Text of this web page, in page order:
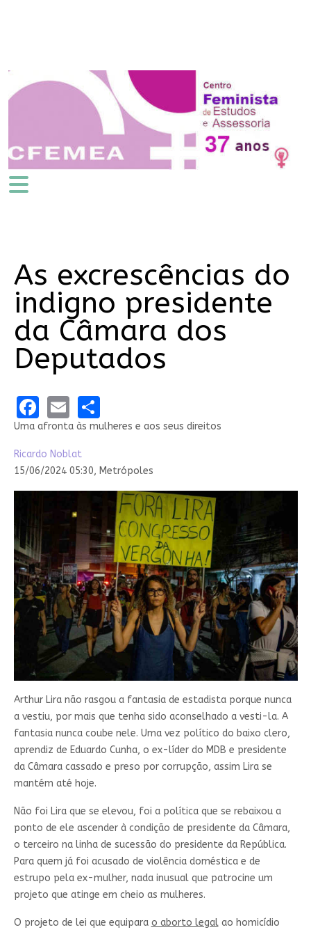
As excrescências do
indigno presidente
da Câmara dos
Deputados
Facebook
EmailShare
Uma afronta às mulheres e aos seus direitos
Ricardo Noblat
15/06/2024 05:30, Metrópoles
Arthur Lira não rasgou a fantasia de estadista porque nunca
a vestiu, por mais que tenha sido aconselhado a vesti-la. A
fantasia nunca coube nele. Uma vez político do baixo clero,
aprendiz de Eduardo Cunha, o ex-líder do MDB e presidente
da Câmara cassado e preso por corrupção, assim Lira se
mantém até hoje.
Não foi Lira que se elevou, foi a política que se rebaixou a
ponto de ele ascender à condição de presidente da Câmara,
o terceiro na linha de sucessão do presidente da República.
Para quem já foi acusado de violência doméstica e de
estrupo pela ex-mulher, nada inusual que patrocine um
projeto que atinge em cheio as mulheres.
O projeto de lei que equipara o aborto legalao homicídio